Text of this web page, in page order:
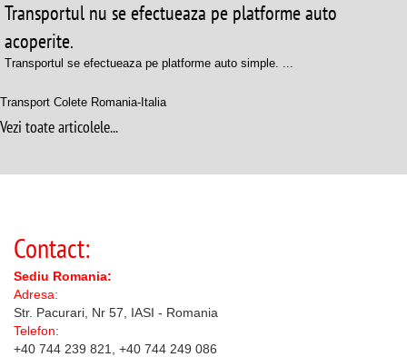
Transportul nu se efectueaza pe platforme auto
acoperite.
Transportul se efectueaza pe platforme auto simple. ...
Transport Colete Romania-Italia
Vezi toate articolele...
Contact:
Sediu Romania:
Adresa:
Str. Pacurari, Nr 57, IASI - Romania
Telefon:
+40 744 239 821, +40 744 249 086